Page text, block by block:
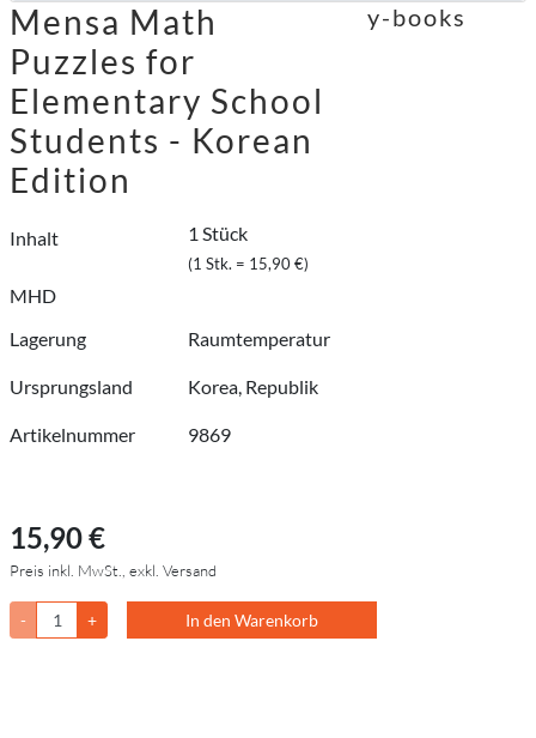
Mensa Math
Puzzles for
Elementary School
Students - Korean
Edition
Inhalt 1 Stück
(1 Stk. = 15,90 €)
MHD
Lagerung
Raumtemperatur
Ursprungsland Korea, Republik
Artikelnummer 9869
y-books
15,90 €
Preis inkl. MwSt., exkl. Versand
- + In den Warenkorb